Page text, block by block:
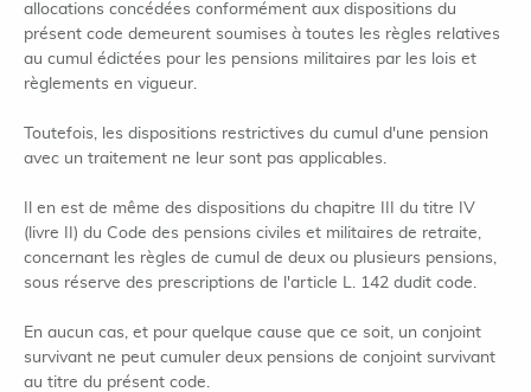
allocations concédées conformément aux dispositions du
présent code demeurent soumises à toutes les règles relatives
au cumul édictées pour les pensions militaires par les lois et
règlements en vigueur.
Toutefois, les dispositions restrictives du cumul d'une pension
avec un traitement ne leur sont pas applicables.
Il en est de même des dispositions du chapitre III du titre IV
(livre II) du Code des pensions civiles et militaires de retraite,
concernant les règles de cumul de deux ou plusieurs pensions,
sous réserve des prescriptions de l'article L. 142 dudit code.
En aucun cas, et pour quelque cause que ce soit, un conjoint
survivant ne peut cumuler deux pensions de conjoint survivant
au titre du présent code.